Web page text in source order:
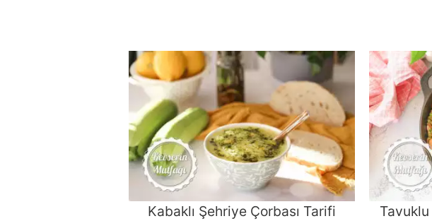
Kabaklı Şehriye Çorbası Tarifi